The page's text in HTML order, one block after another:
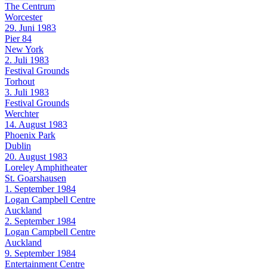
The Centrum
Worcester
29. Juni 1983
Pier 84
New York
2. Juli 1983
Festival Grounds
Torhout
3. Juli 1983
Festival Grounds
Werchter
14. August 1983
Phoenix Park
Dublin
20. August 1983
Loreley Amphitheater
St. Goarshausen
1. September 1984
Logan Campbell Centre
Auckland
2. September 1984
Logan Campbell Centre
Auckland
9. September 1984
Entertainment Centre